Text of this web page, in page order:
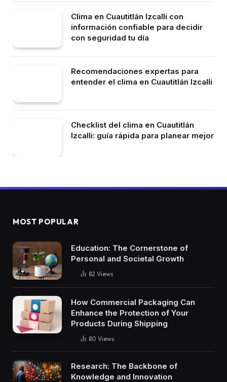
Clima en Cuautitlán Izcalli con
información confiable para decidir
con seguridad tu día
Recomendaciones expertas para
entender el clima en Cuautitlán Izcalli
Checklist del clima en Cuautitlán
Izcalli: guía rápida para planear mejor
MOST POPULAR
Education: The Cornerstone of
Personal and Societal Growth
82 Views
How Commercial Packaging Can
Enhance the Protection of Your
Products During Shipping
80 Views
Research: The Backbone of
Knowledge and Innovation